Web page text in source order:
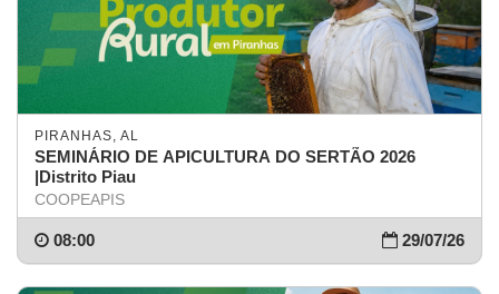
PIRANHAS, AL
SEMINÁRIO DE APICULTURA DO SERTÃO 2026
|Distrito Piau
COOPEAPIS
29/07/26
08:00